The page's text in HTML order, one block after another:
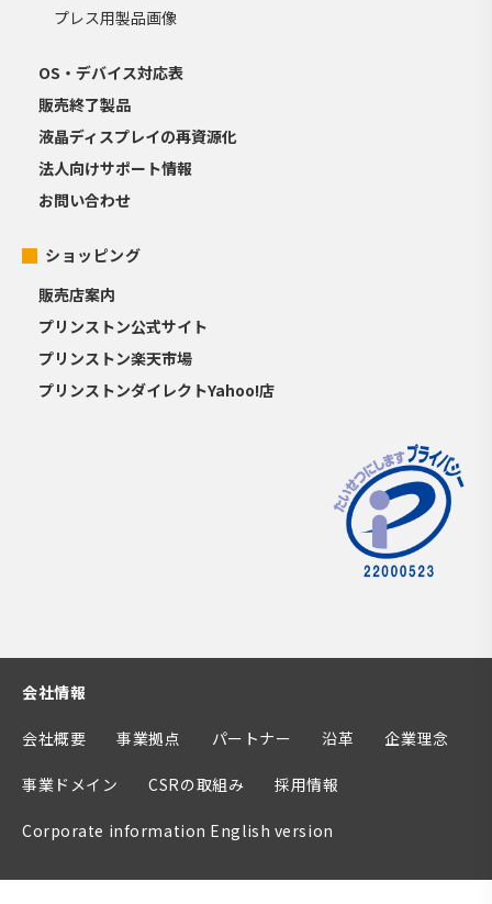
プレス用製品画像
OS・デバイス対応表
販売終了製品
液晶ディスプレイの再資源化
法人向けサポート情報
お問い合わせ
ショッピング
販売店案内
プリンストン公式サイト
プリンストン楽天市場
プリンストンダイレクトYahoo!店
会社情報
会社概要 事業拠点 パートナー 沿革 企業理念
事業ドメイン CSRの取組み 採用情報
Corporate information English version